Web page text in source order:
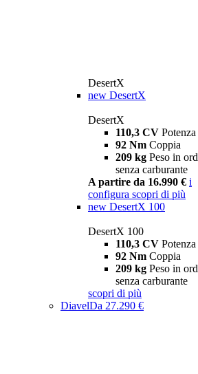
DesertX
new DesertX
DesertX
110,3 CV Potenza
92 Nm Coppia
209 kg Peso in
senza carburante
A partire da 16.990 € i
configura scopri di più
new DesertX 100
DesertX 100
110,3 CV Potenza
92 Nm Coppia
209 kg Peso in
senza carburante
scopri di più
DiavelDa 27.290 €